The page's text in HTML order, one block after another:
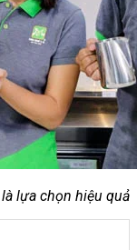
lựa chọn hiệu quả